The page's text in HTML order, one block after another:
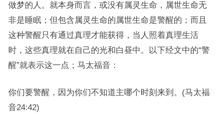
做梦的人。就本身而言，或没有属灵生命，属世生命无
非是睡眠；但包含属灵生命的属世生命是警醒的；而且
这种警醒只有通过真理才能获得，当人照着真理生活
时，这些真理就在自己的光和白昼中。以下经文中的“警
醒”就表示这一点；马太福音：
你们要警醒，因为你们不知道主哪个时刻来到。(马太福
音24:42)